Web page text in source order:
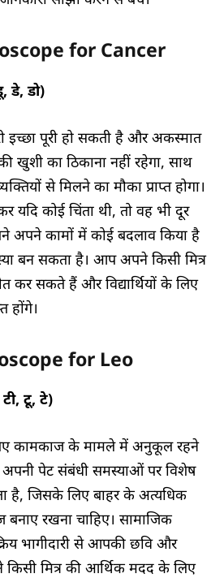
for Cancer
डे, डो)
पूरी हो सकती है और अकस्मात
का ठिकाना नहीं रहेगा, साथ
से मिलने का मौका प्राप्त होगा।
यदि कोई चिंता थी, तो वह भी दूर
अपने कामों में कोई बदलाव किया है
बन सकता है। आप अपने किसी मित्र
कर सकते हैं और विद्यार्थियों के लिए
होंगे।
for Leo
टू, टे)
कामकाज के मामले में अनुकूल रहने
पेट संबंधी समस्याओं पर विशेष
है, जिसके लिए बाहर के अत्यधिक
रखना चाहिए। सामाजिक
भागीदारी से आपकी छवि और
मित्र की आर्थिक मदद के लिए